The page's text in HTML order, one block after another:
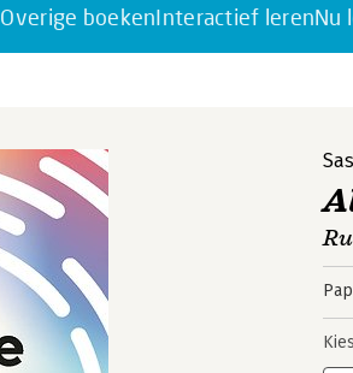
Overige boekenInteractief lerenNu